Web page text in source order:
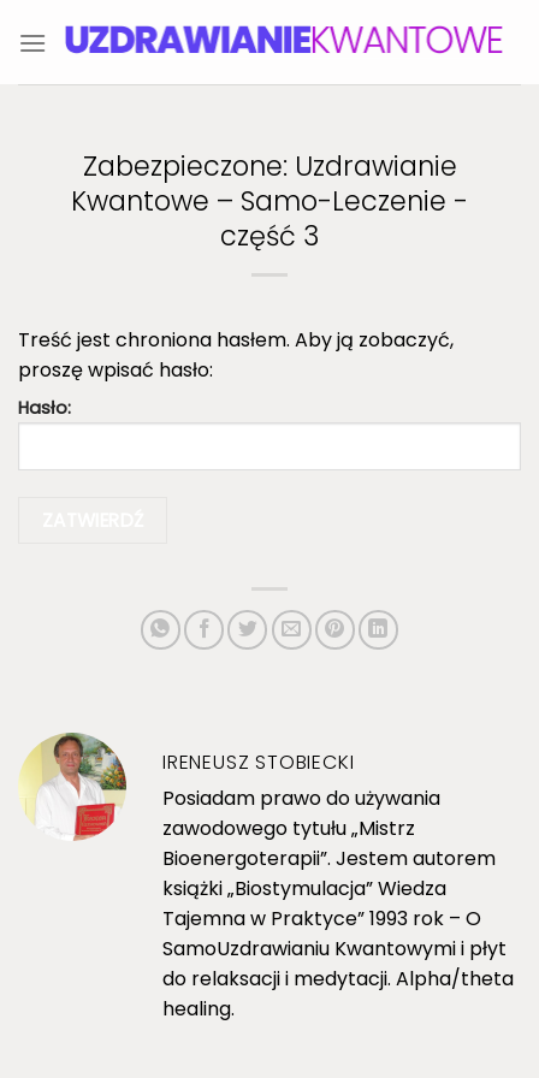
Zabezpieczone: Uzdrawianie
Kwantowe – Samo-Leczenie -
część 3
Treść jest chroniona hasłem. Aby ją zobaczyć,
proszę wpisać hasło:
Hasło:
IRENEUSZ STOBIECKI
Posiadam prawo do używania
zawodowego tytułu „Mistrz
Bioenergoterapii”. Jestem autorem
książki „Biostymulacja” Wiedza
Tajemna w Praktyce” 1993 rok – O
SamoUzdrawianiu Kwantowymi i płyt
do relaksacji i medytacji. Alpha/theta
healing.